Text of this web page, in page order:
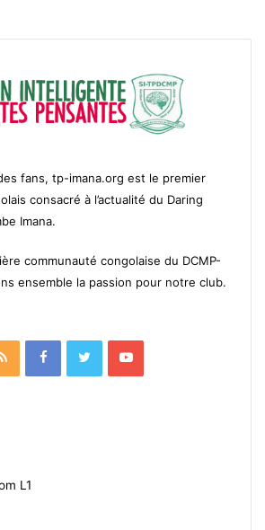
fans, tp-imana.org est le premier
consacré à l’actualité du Daring
Imana.
communauté congolaise du DCMP-
ensemble la passion pour notre club.
RSS FacebookTwitterYouTube
L1